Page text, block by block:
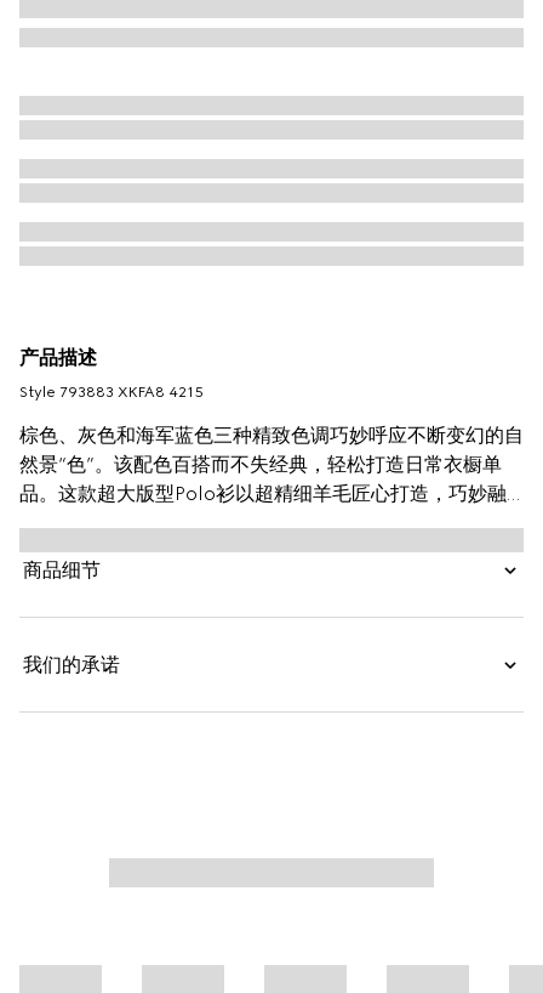
产品描述
Style ‎793883 XKFA8 4215
棕色、灰色和海军蓝色三种精致色调巧妙呼应不断变幻的自
然景“色”。该配色百搭而不失经典，轻松打造日常衣橱单
品。这款超大版型Polo衫以超精细羊毛匠心打造，巧妙融
入互扣式双G刺绣细节，令整个设计魅力更显。
商品细节
我们的承诺